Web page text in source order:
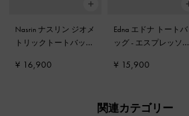
Nasrin ナスリン ジオメ
トリックトートバッグ
¥ 16,900
Edna エドナ トートバ
ッグ- エスプレッソブ
¥ 15,900
関連カテゴリー